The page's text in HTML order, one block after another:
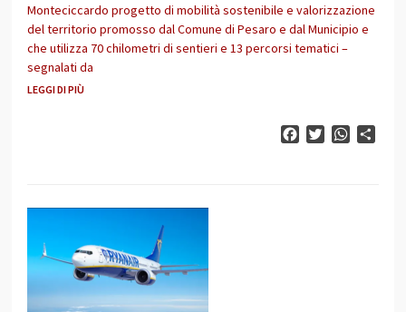
Monteciccardo progetto di mobilità sostenibile e valorizzazione
del territorio promosso dal Comune di Pesaro e dal Municipio e
che utilizza 70 chilometri di sentieri e 13 percorsi tematici –
segnalati da
LEGGI DI PIÙ
FacebookTwitter